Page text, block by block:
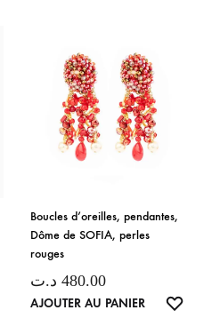
SOUHAITS
Boucles d’oreilles, pendantes,
Dôme de SOFIA, perles
rouges
480.00 د.ت
AJOUTER AU PANIER